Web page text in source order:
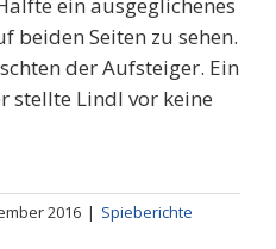
ein ausgeglichenes
beiden Seiten zu sehen.
der Aufsteiger. Ein
stellte Lindl vor keine
2016 | Spieberichte